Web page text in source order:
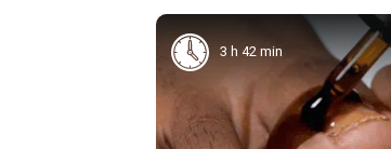
3 h 42 min